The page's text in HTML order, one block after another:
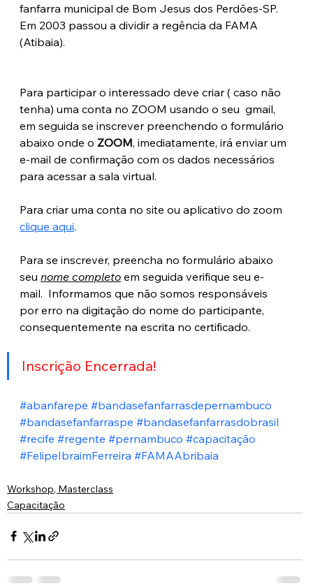
fanfarra municipal de Bom Jesus dos Perdões-SP.
Em 2003 passou a dividir a regência da FAMA
(Atibaia).
Para participar o interessado deve criar ( caso não
tenha) uma conta no ZOOM usando o seu  gmail,
em seguida se inscrever preenchendo o formulário
abaixo onde o ZOOM, imediatamente, irá enviar um
e-mail de confirmação com os dados necessários
para acessar a sala virtual.
Para criar uma conta no site ou aplicativo do zoom
clique aqui.
Para se inscrever, preencha no formulário abaixo
seu nome completo em seguida verifique seu e-
mail.  Informamos que não somos responsáveis
por erro na digitação do nome do participante,
consequentemente na escrita no certificado.
Inscrição Encerrada!
#abanfarepe #bandasefanfarrasdepernambuco
#bandasefanfarraspe #bandasefanfarrasdobrasil
#recife #regente #pernambuco #capacitação
#FelipeIbraimFerreira #FAMAAbribaia
Workshop, Masterclass
Capacitação